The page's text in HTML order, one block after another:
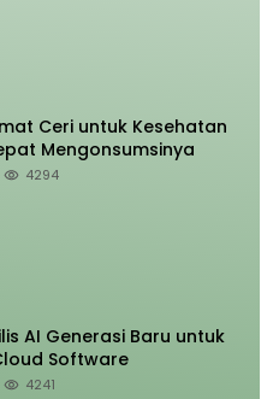
Ceri untuk Kesehatan
Mengonsumsinya
4294
AI Generasi Baru untuk
Software
4241